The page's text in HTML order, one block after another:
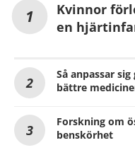
Kvinnor
en
Så anpassar
bättre
Forskning om
benskörhet